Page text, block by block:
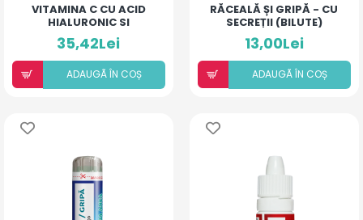
VITAMINA C CU ACID
HIALURONIC SI
ECHINACEA
35,42Lei
ADAUGÃ ÎN COȘ
RĂCEALĂ ȘI GRIPĂ - CU
SECREȚII (BILUTE)
13,00Lei
ADAUGÃ ÎN COȘ